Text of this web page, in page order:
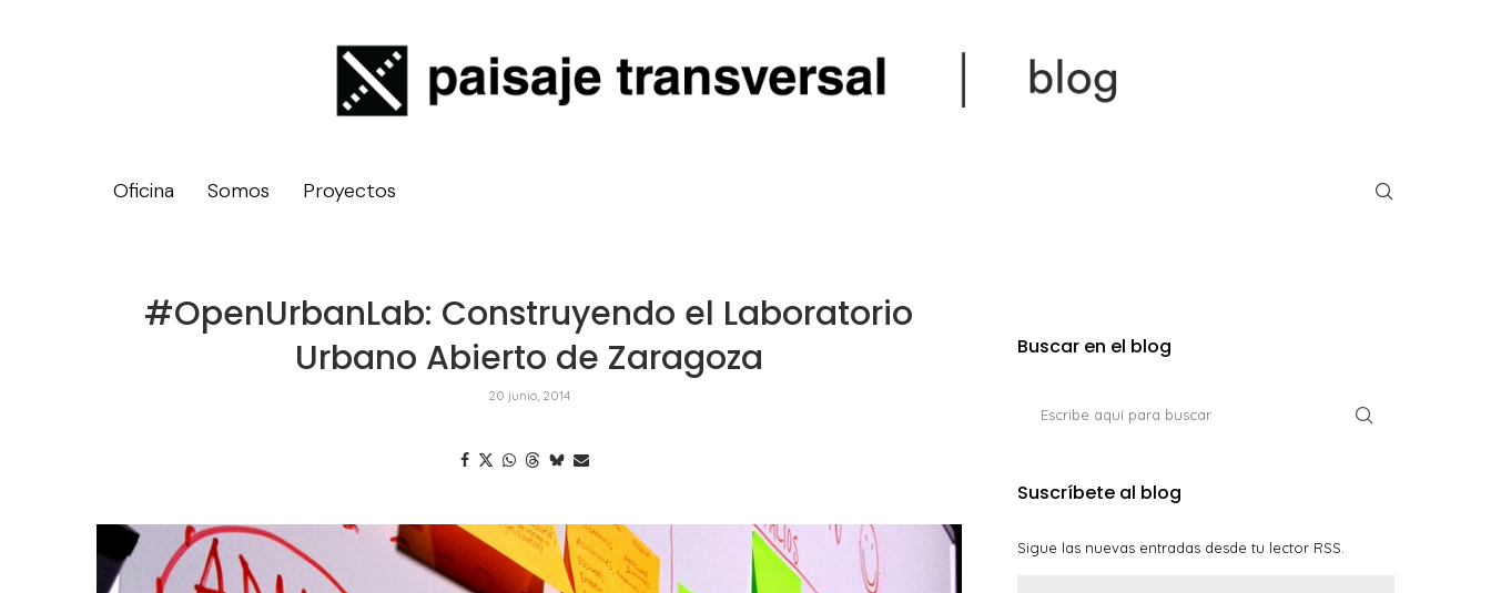
Oficina Somos Proyectos
#OpenUrbanLab: Construyendo el Laboratorio
Urbano Abierto de Zaragoza
20 junio, 2014
Buscar en el blog
Suscríbete al blog
Sigue las nuevas entradas desde tu lector RSS.